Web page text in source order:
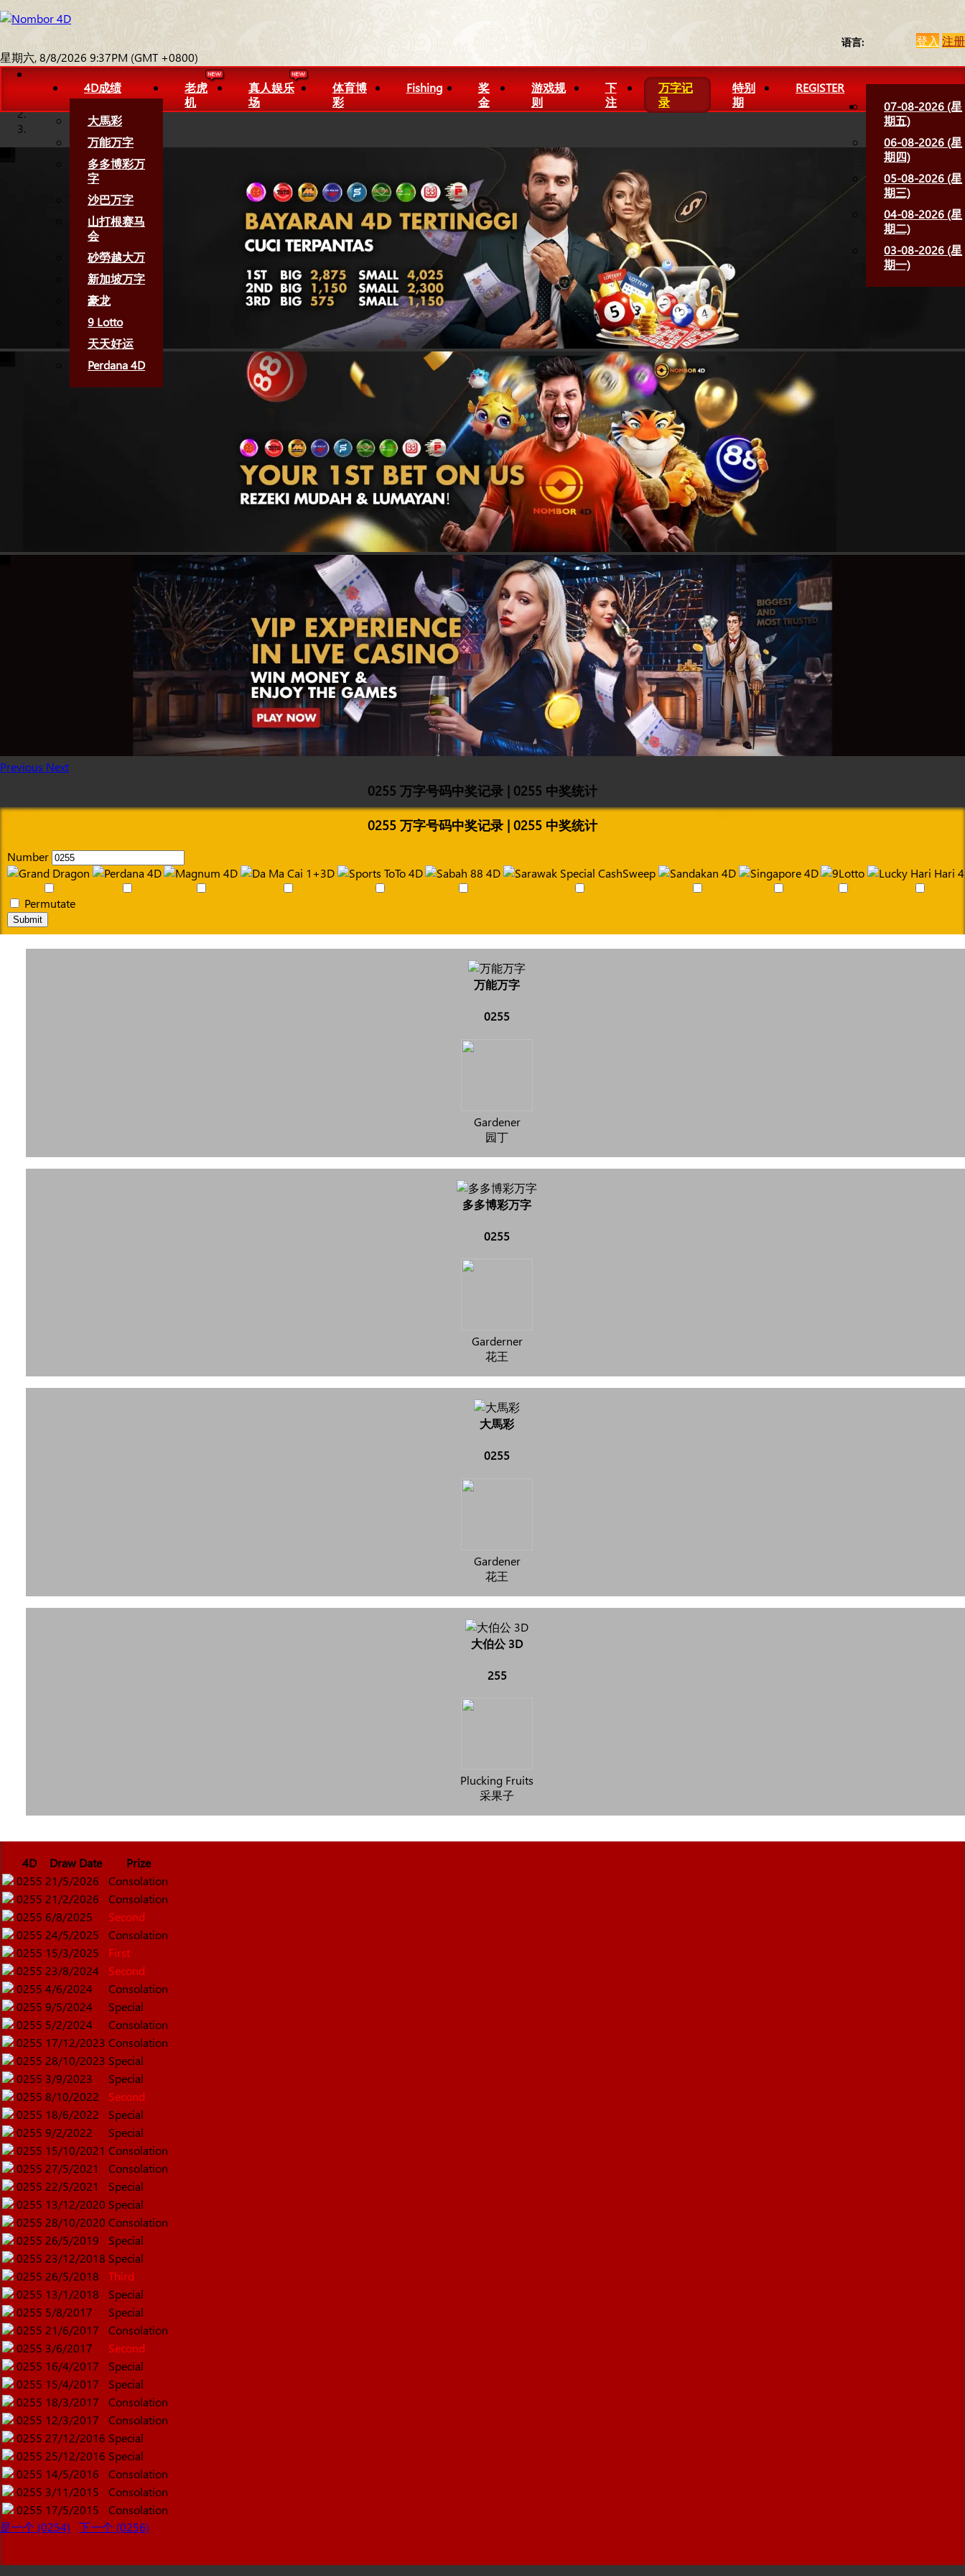
语言: 登入注册
星期六, 8/8/2026 9:37PM (GMT +0800)
4D成绩
大馬彩
万能万字
多多博彩万
字
沙巴万字
山打根赛马
会
砂勞越大万
新加坡万字
豪龙
9 Lotto
天天好运
Perdana 4D
老虎
机
真人娱乐
场
体育博
彩
Fishing
奖
金
游戏规
则
下
注
万字记
录
特别
期
REGISTER
07-08-2026 (星
期五)
06-08-2026 (星
期四)
05-08-2026 (星
期三)
04-08-2026 (星
期二)
03-08-2026 (星
期一)
Previous Next
0255 万字号码中奖记录 | 0255 中奖统计
0255 万字号码中奖记录 | 0255 中奖统计
Number
Permutate
Submit
万能万字
0255
Gardener
园丁
多多博彩万字
0255
Garderner
花王
大馬彩
0255
Gardener
花王
大伯公 3D
255
Plucking Fruits
采果子
4D Draw Date
Prize
0255 21/5/2026
Consolation
0255 21/2/2026
Consolation
0255 6/8/2025
Second
0255 24/5/2025
Consolation
0255 15/3/2025
First
0255 23/8/2024
Second
0255 4/6/2024
Consolation
0255 9/5/2024
Special
0255 5/2/2024
Consolation
0255 17/12/2023 Consolation
0255 28/10/2023 Special
0255 3/9/2023
Special
0255 8/10/2022
Second
0255 18/6/2022
Special
0255 9/2/2022
Special
0255 15/10/2021 Consolation
0255 27/5/2021
Consolation
0255 22/5/2021
Special
0255 13/12/2020 Special
0255 28/10/2020 Consolation
0255 26/5/2019
Special
0255 23/12/2018 Special
0255 26/5/2018
Third
0255 13/1/2018
Special
0255 5/8/2017
Special
0255 21/6/2017
Consolation
0255 3/6/2017
Second
0255 16/4/2017
Special
0255 15/4/2017
Special
0255 18/3/2017
Consolation
0255 12/3/2017
Consolation
0255 27/12/2016 Special
0255 25/12/2016 Special
0255 14/5/2016
Consolation
0255 3/11/2015
Consolation
0255 17/5/2015
Consolation
是一个 (0254)
下一个 (0256)